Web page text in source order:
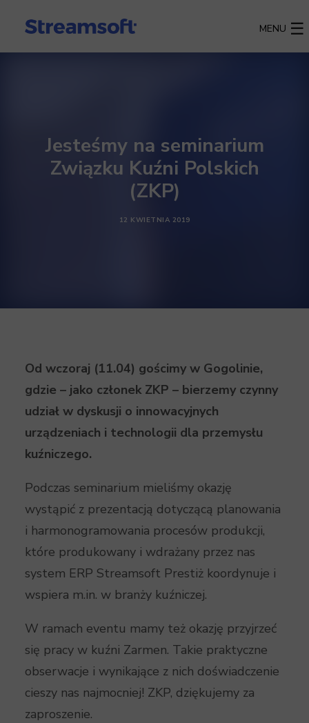
MENU
Jesteśmy na seminarium
Związku Kuźni Polskich
(ZKP)
12 KWIETNIA 2019
Od wczoraj (11.04) gościmy w Gogolinie,
gdzie – jako członek ZKP – bierzemy czynny
udział w dyskusji o innowacyjnych
urządzeniach i technologii dla przemysłu
kuźniczego.
Podczas seminarium mieliśmy okazję
wystąpić z prezentacją dotyczącą planowania
i harmonogramowania procesów produkcji,
które produkowany i wdrażany przez nas
system ERP Streamsoft Prestiż koordynuje i
wspiera m.in. w branży kuźniczej.
W ramach eventu mamy też okazję przyjrzeć
się pracy w kuźni Zarmen. Takie praktyczne
obserwacje i wynikające z nich doświadczenie
cieszy nas najmocniej! ZKP, dziękujemy za
zaproszenie.